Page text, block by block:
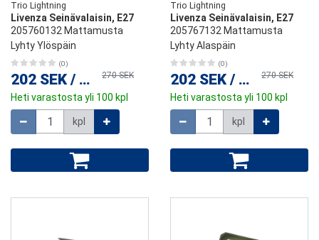
Trio Lightning
Livenza Seinävalaisin, E27
205760132 Mattamusta
Lyhty Ylöspäin
(0)
202 SEK / kpl 270 SEK
Heti varastosta yli 100 kpl
kpl
Trio Lightning
Livenza Seinävalaisin, E27
205767132 Mattamusta
Lyhty Alaspäin
(0)
202 SEK / kpl 270 SEK
Heti varastosta yli 100 kpl
kpl